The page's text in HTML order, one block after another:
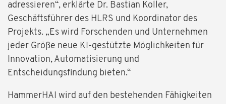
adressieren“, erklärte Dr. Bastian Koller,
Geschäftsführer des HLRS und Koordinator des
Projekts. „Es wird Forschenden und Unternehmen
jeder Größe neue KI-gestützte Möglichkeiten für
Innovation, Automatisierung und
Entscheidungsfindung bieten.“
HammerHAI wird auf den bestehenden Fähigkeiten